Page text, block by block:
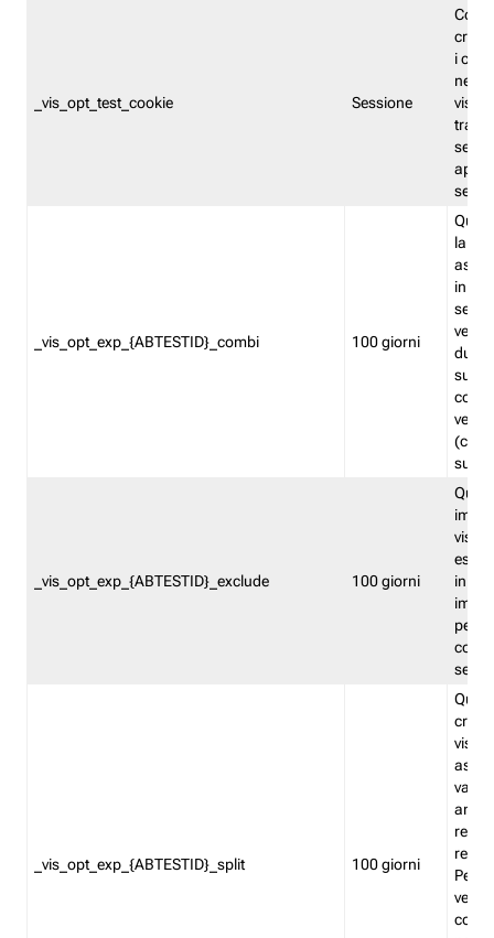
_vis_opt_test_cookie Sessione
i
nel
_vis_opt_exp_{ABTESTID}_combi 100 giorni
la
in
_vis_opt_exp_{ABTESTID}_exclude 100 giorni
in
_vis_opt_exp_{ABTESTID}_split 100 giorni